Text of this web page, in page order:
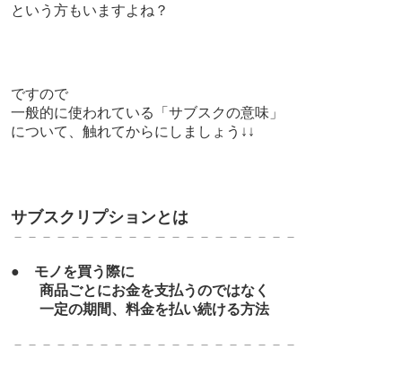
という方もいますよね？
ですので
一般的に使われている「サブスクの意味」
について、触れてからにしましょう↓↓
サブスクリプションとは
－－－－－－－－－－－－－ －－－－－－－
● モノを買う際に
商品ごとにお金を支払うのではなく
一定の期間、 料金を払い続ける方法
－－－－－－－－－－－－－ －－－－－－－